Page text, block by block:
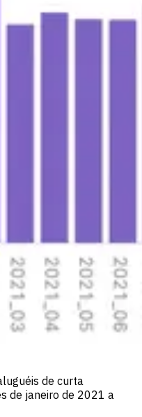
de curta
de janeiro de 2021 a